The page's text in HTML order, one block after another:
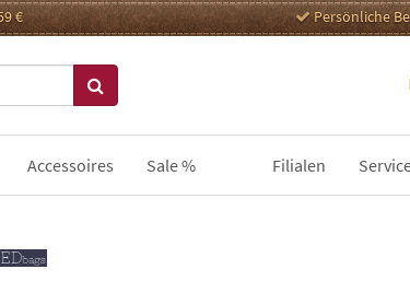
€ Persönliche
Accessoires Sale % Filialen